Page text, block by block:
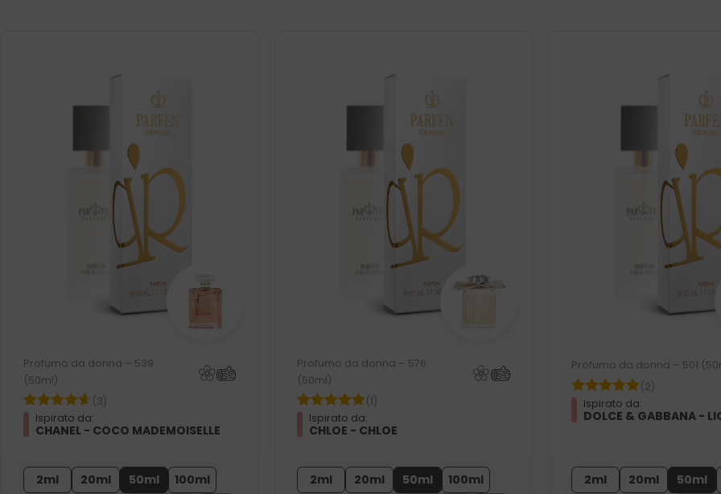
Profumo da donna – 539
(50ml)
(3)
Ispirato da:
CHANEL - COCO MADEMOISELLE
2ml 20ml 50ml 100ml
Profumo da donna – 576
(50ml)
(1)
Ispirato da:
CHLOE - CHLOE
2ml 20ml 50ml 100ml
Profumo da donna – 501
(2)
Ispirato da:
DOLCE & GABBANA -
2ml 20ml 50ml